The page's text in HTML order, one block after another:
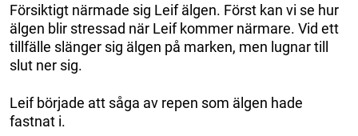
Försiktigt närmade sig Leif älgen. Först kan vi se hur
älgen blir stressad när Leif kommer närmare. Vid ett
tillfälle slänger sig älgen på marken, men lugnar till
slut ner sig.
Leif började att såga av repen som älgen hade
fastnat i.